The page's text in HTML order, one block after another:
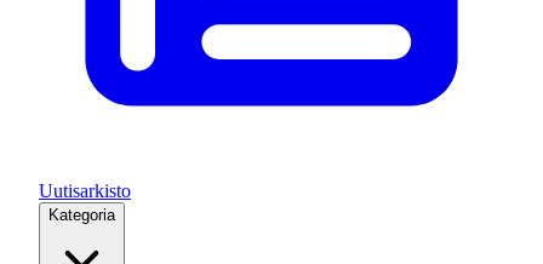
Uutisarkisto
Kategoria